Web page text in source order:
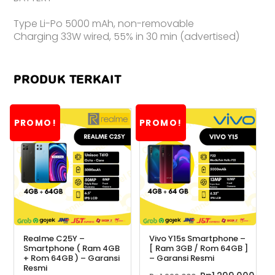
Type Li-Po 5000 mAh, non-removable
Charging 33W wired, 55% in 30 min (advertised)
PRODUK TERKAIT
PROMO!
Realme C25Y –
Smartphone ( Ram 4GB
+ Rom 64GB ) – Garansi
Resmi
PROMO!
Vivo Y15s Smartphone –
[ Ram 3GB / Rom 64GB ]
– Garansi Resmi